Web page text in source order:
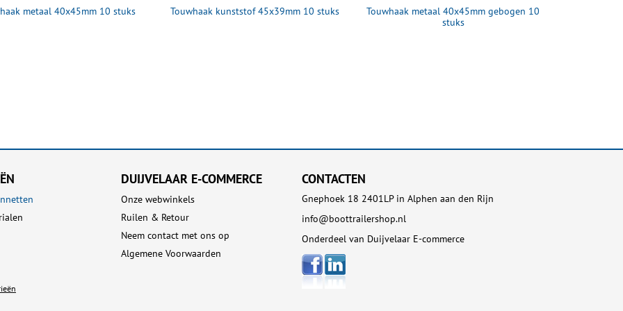
metaal 40x45mm 10 stuks Touwhaak kunststof 45x39mm 10 stuks
Touwhaak metaal 40x45mm gebogen 10
stuks
DUIJVELAAR E-COMMERCE
Onze webwinkels
Ruilen & Retour
Neem contact met ons op
Algemene Voorwaarden
CONTACTEN
Gnephoek 18 2401LP in Alphen aan den Rijn
info@boottrailershop.nl
Onderdeel van Duijvelaar E-commerce